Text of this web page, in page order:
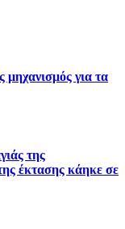
μηχανισμός για τα
της
έκτασης κάηκε σε